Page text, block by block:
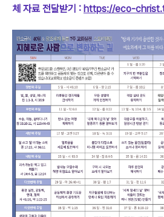
체 자료 전달받기 : https://eco-